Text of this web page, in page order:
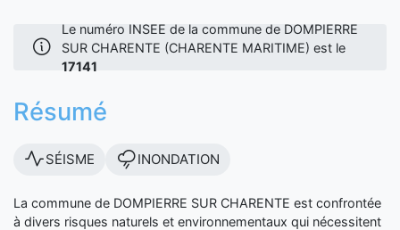
Le numéro INSEE de la commune de DOMPIERRE
SUR CHARENTE (CHARENTE MARITIME) est le
17141
Résumé
SÉISME INONDATION
La commune de DOMPIERRE SUR CHARENTE est confrontée
à divers risques naturels et environnementaux qui nécessitent